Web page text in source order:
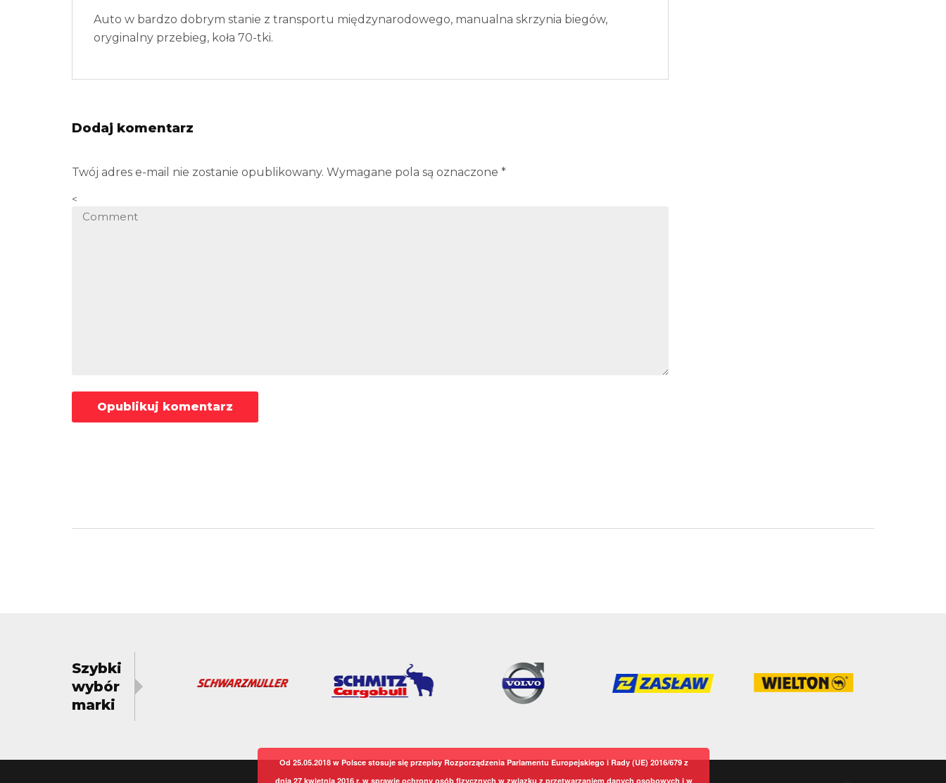
Auto w bardzo dobrym stanie z transportu międzynarodowego, manualna skrzynia biegów,
oryginalny przebieg, koła 70-tki.
Dodaj komentarz
Twój adres e-mail nie zostanie opublikowany. Wymagane pola są oznaczone *
<
Szybki
wybór
marki
Od 25.05.2018 w Polsce stosuje się przepisy Rozporządzenia Parlamentu Europejskiego i Rady (UE) 2016/679 z
dnia 27 kwietnia 2016 r. w sprawie ochrony osób fizycznych w związku z przetwarzaniem danych osobowych i w